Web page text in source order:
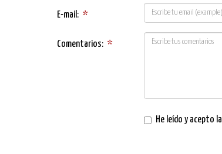
E-mail: *
Comentarios: *
He leído y acepto la